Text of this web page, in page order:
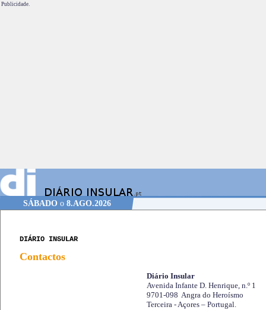
Publicidade.
SÁBADOo 8.AGO.2026
DIÁRIO INSULAR
Contactos
Diário Insular
Avenida Infante D. Henrique, n.º 1
9701-098 Angra do Heroísmo
Terceira - Açores – Portugal.